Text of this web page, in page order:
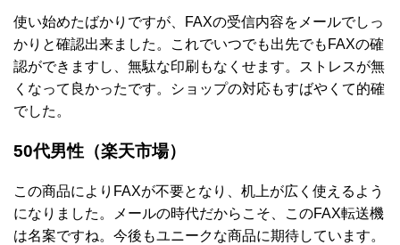
使い始めたばかりですが、FAXの受信内容をメールでしっ
かりと確認出来ました。これでいつでも出先でもFAXの確
認ができますし、無駄な印刷もなくせます。ストレスが無
くなって良かったです。ショップの対応もすばやくて的確
でした。
50代男性（楽天市場）
この商品によりFAXが不要となり、机上が広く使えるよう
になりました。メールの時代だからこそ、このFAX転送機
は名案ですね。今後もユニークな商品に期待しています。